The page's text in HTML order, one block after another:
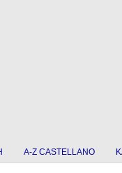
A-Z CASTELLANO